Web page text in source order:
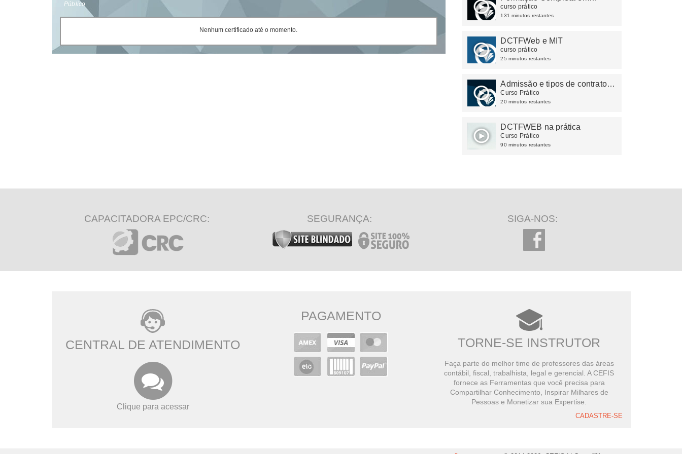
Público
Nenhum certificado até o momento.
Departamento Pessoal
curso prático
131 minutos restantes
DCTFWeb e MIT
curso prático
25 minutos restantes
Admissão e tipos de contrato
de trabalho
Curso Prático
20 minutos restantes
DCTFWEB na prática
Curso Prático
90 minutos restantes
CAPACITADORA EPC/CRC: SEGURANÇA: SIGA-NOS:
CENTRAL DE ATENDIMENTO
Clique para acessar
PAGAMENTO
TORNE-SE INSTRUTOR
Faça parte do melhor time de professores das áreas
contábil, fiscal, trabalhista, legal e gerencial. A CEFIS
fornece as Ferramentas que você precisa para
Compartilhar Conhecimento, Inspirar Milhares de
Pessoas e Monetizar sua Expertise.
CADASTRE-SE